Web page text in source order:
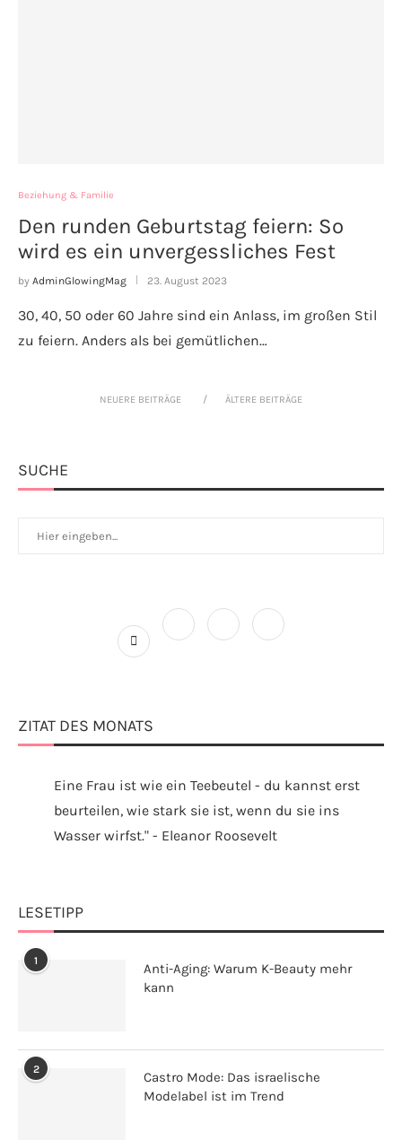
Beziehung & Familie
Den runden Geburtstag feiern: So
wird es ein unvergessliches Fest
by AdminGlowingMag 23. August 2023
30, 40, 50 oder 60 Jahre sind ein Anlass, im großen Stil
zu feiern. Anders als bei gemütlichen…
NEUERE BEITRÄGE ÄLTERE BEITRÄGE
SUCHE
ZITAT DES MONATS
Eine Frau ist wie ein Teebeutel - du kannst erst
beurteilen, wie stark sie ist, wenn du sie ins
Wasser wirfst." - Eleanor Roosevelt
LESETIPP
1
Anti-Aging: Warum K-Beauty mehr
kann
2
Castro Mode: Das israelische
Modelabel ist im Trend